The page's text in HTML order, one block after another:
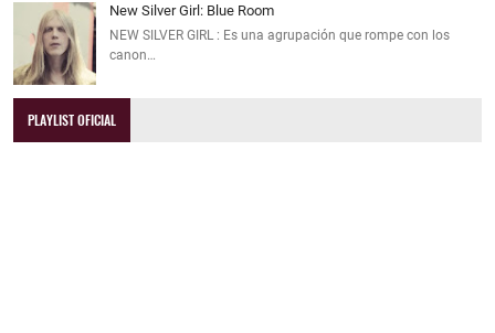
New Silver Girl: Blue Room
NEW SILVER GIRL : Es una agrupación que rompe con los
canon…
PLAYLIST OFICIAL